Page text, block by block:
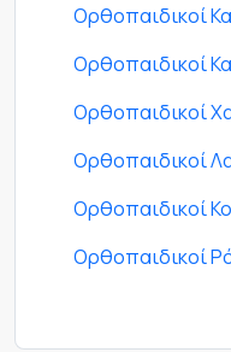
Ορθοπαιδικοί
Ορθοπαιδικοί
Ορθοπαιδικοί
Ορθοπαιδικοί
Ορθοπαιδικοί
Ορθοπαιδικοί